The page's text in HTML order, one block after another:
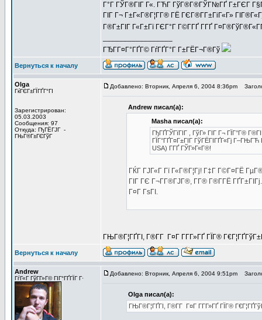
Г°Г ГЎГ®ГІГ Г«. ГЋГ­ ГўГ®Г®ГЎГ№ГҐ Г±ГЄГ Г§Г
ГІГ Г¬ Г±Г«Г®Г¦Г­Г® ГЁ ГЄГ®Г­Г±ГіГ«Г»
Г®Г±ГІГ Г«Г±Гї ГЄГ°Г Г©Г­ГҐ Г­ГҐ
ГЂГ­Г¤Г°ГҐГ© ГѓГҐГ°Г Г±ГЁГ¬Г®Гў
Вернуться к началу
Olga
ГќГЄГ±ГЇГҐГ°ГІ
Зарегистрирован:
05.03.2003
Сообщения: 97
Откуда: ГђГЁГЈГ -
ГЊГ®Г±ГЄГўГ
Добавлено: Вторник, Апреля 6, 2004 8:36pm
Andrew писал(а):
Masha писал(а):
ГђГҐГЎГїГІГ , ГўГ» ГІГ Г¬ ГЇГ°Г®
ГЇГ°ГҐГ¤Г±ГІГ ГўГЁГІГҐГ«Гј
USA) Г­ГҐ ГЎГ»Г«Г®!
ГЌГ ГЈГ«Г Гї Г«Г®Г¦Гј! Г‡Г Г©Г¤ГЁ
ГІГ ГЄ Г¬Г­Г®ГЈГ®, Г­Г® Г®Г­ГЁ
Г¤Г ГѕГІ.
ГЊГ®Г¦ГҐГІ, Г®Г­Г Г¤Г Г­Г­Г»ГҐ ГЇГ®
Вернуться к началу
Andrew
ГѓГ«Г ГўГ­Г»Г© ГІГ°ГҐГЇГ Г·
Добавлено: Вторник, Апреля 6, 2004 9:51pm
Olga писал(а):
ГЊГ®Г¦ГҐГІ, Г®Г­Г Г¤Г Г­Г­Г»ГҐ ГЇГ®